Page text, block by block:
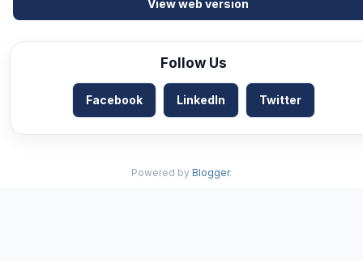
View web version
Follow Us
Facebook LinkedIn Twitter
Powered by Blogger.